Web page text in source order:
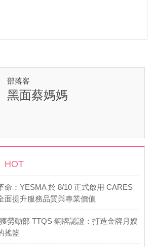
部落客
黑面蔡媽媽
HOT
命：YESMA 於 8/10 正式啟用 CARES
面提升服務品質與專業價值
勞動部 TTQS 銅牌認證：打造金牌月嫂
搖籃